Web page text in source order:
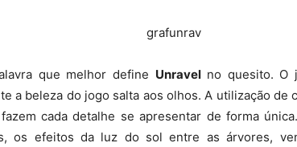
que melhor define Unravelno quesito. O
a beleza do jogo salta aos olhos. A utilização de
cada detalhe se apresentar de forma
os efeitos da luz do sol entre as árvores,